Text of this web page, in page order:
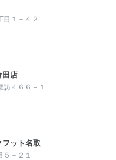
目１－４２
田店
４６６－１
ット名取
－２１